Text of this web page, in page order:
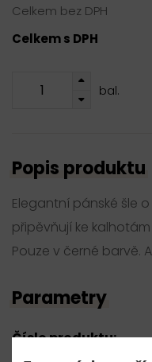
Celkem bez DPH
Celkem s DPH
bal.
Popis produktu
Elegantní pánské šle
připěvňují ke
Pouze v černé barvě.
Parametry
Číslo produktu: